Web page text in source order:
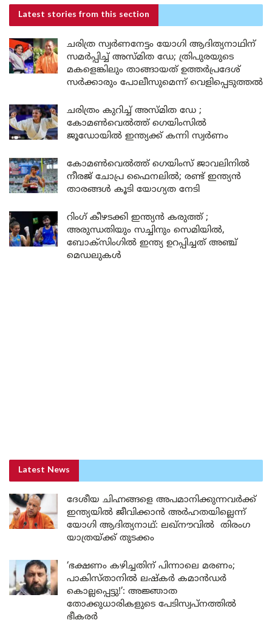
Latest stories from this section
ചരിത്ര സ്വർണനേട്ടം യോഗി ആദിത്യനാഥിന്
സമർപ്പിച്ച് അസ്മിത ഡേ; ത്രിപുരയുടെ
മകളെങ്കിലും താങ്ങായത് ഉത്തർപ്രദേശ്
സർക്കാരും പോലീസുമെന്ന് വെളിപ്പെടുത്തൽ
ചരിത്രം കുറിച്ച് അസ്മിത ഡേ ;
കോമൺവെൽത്ത് ഗെയിംസിൽ
ജൂഡോയിൽ ഇന്ത്യക്ക് കന്നി സ്വർണം
കോമൺവെൽത്ത് ഗെയിംസ് ജാവലിനിൽ
നീരജ് ചോപ്ര ഫൈനലിൽ; രണ്ട് ഇന്ത്യൻ
താരങ്ങൾ കൂടി യോഗ്യത നേടി
റിംഗ് കീഴടക്കി ഇന്ത്യൻ കരുത്ത് ;
അരുന്ധതിയും സച്ചിനും സെമിയിൽ,
ബോക്സിംഗിൽ ഇന്ത്യ ഉറപ്പിച്ചത് അഞ്ച്
മെഡലുകൾ
Latest News
ദേശീയ ചിഹ്നങ്ങളെ അപമാനിക്കുന്നവർക്ക്
ഇന്ത്യയിൽ ജീവിക്കാൻ അർഹതയില്ലെന്ന്
യോഗി ആദിത്യനാഥ്: ലഖ്‌നൗവിൽ തിരംഗ
യാത്രയ്ക്ക് തുടക്കം
‘ഭക്ഷണം കഴിച്ചതിന് പിന്നാലെ മരണം;
പാകിസ്താനിൽ ലഷ്കർ കമാൻഡർ
കൊല്ലപ്പെട്ടു!’: അജ്ഞാത
തോക്കുധാരികളുടെ പേടിസ്വപ്നത്തിൽ
ഭീകരർ